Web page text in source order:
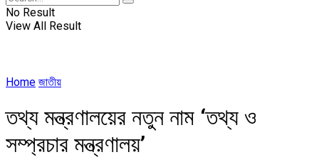
No Result
View All Result
Home জাতীয়
তথ্য মন্ত্রণালয়ের নতুন নাম ‘তথ্য ও
সম্প্রচার মন্ত্রণালয়’